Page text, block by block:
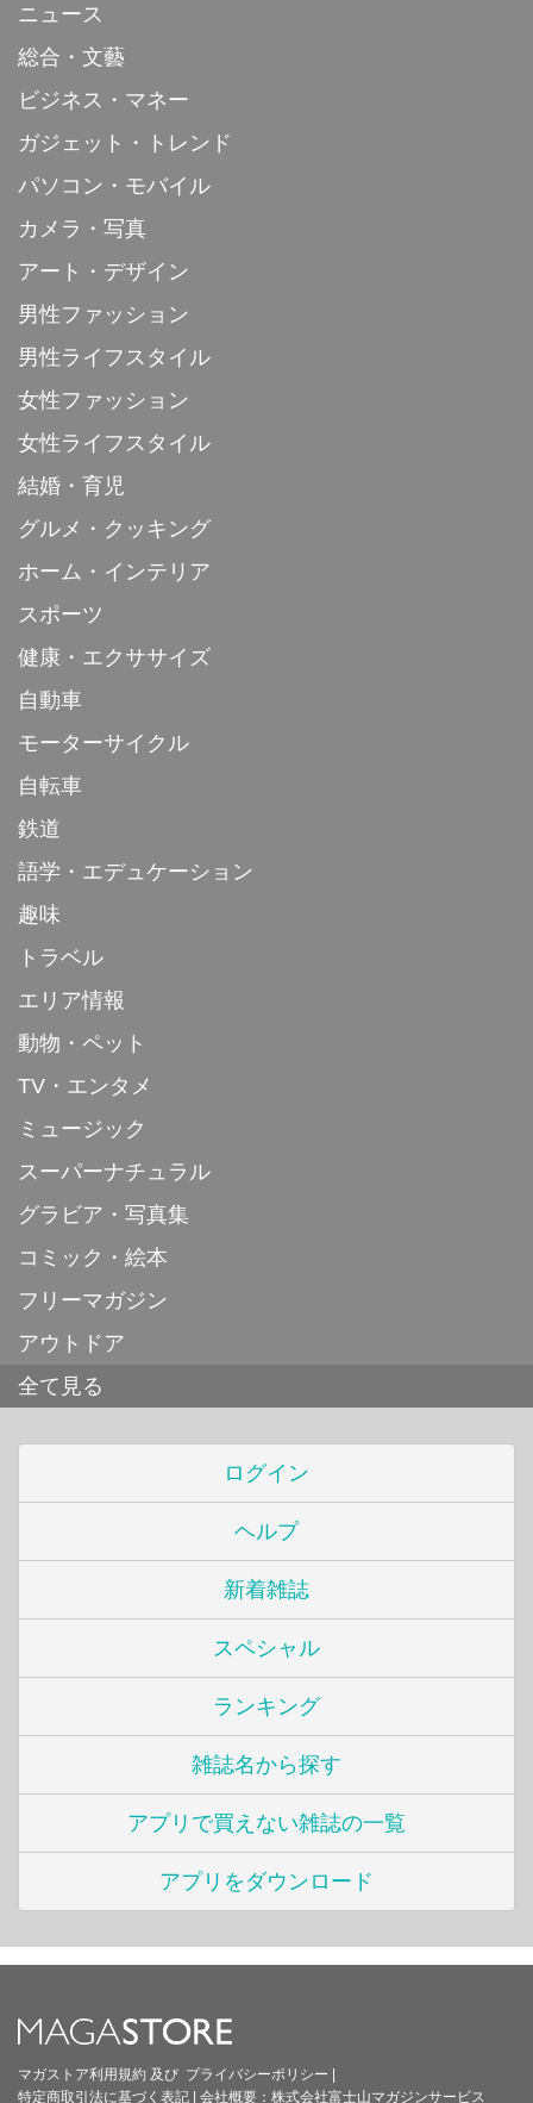
ニュース
総合・文藝
ビジネス・マネー
ガジェット・トレンド
パソコン・モバイル
カメラ・写真
アート・デザイン
男性ファッション
男性ライフスタイル
女性ファッション
女性ライフスタイル
結婚・育児
グルメ・クッキング
ホーム・インテリア
スポーツ
健康・エクササイズ
自動車
モーターサイクル
自転車
鉄道
語学・エデュケーション
趣味
トラベル
エリア情報
動物・ペット
TV・エンタメ
ミュージック
スーパーナチュラル
グラビア・写真集
コミック・絵本
フリーマガジン
アウトドア
全て見る
ログイン
ヘルプ
新着雑誌
スペシャル
ランキング
雑誌名から探す
アプリで買えない雑誌の一覧
アプリをダウンロード
マガストア利用規約 及び プライバシーポリシー
特定商取引法に基づく表記
会社概要： 株式会社富士山マガジンサービス